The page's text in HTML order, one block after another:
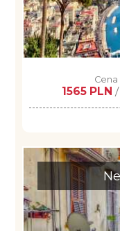
Cena
1565 PLN